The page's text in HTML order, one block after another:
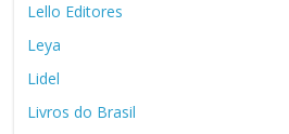
Lello Editores
Leya
Lidel
Livros do Brasil